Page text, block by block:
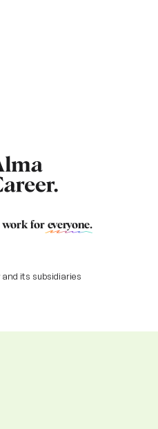
work for everyone.
its subsidiaries